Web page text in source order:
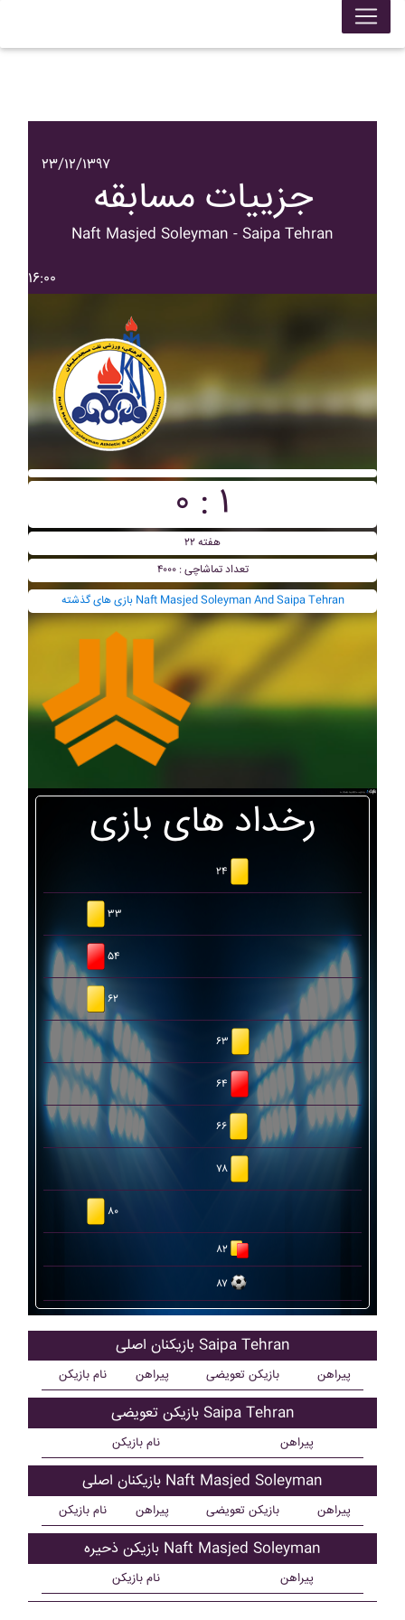
۲۳/۱۲/۱۳۹۷
جزییات مسابقه
Naft Masjed Soleyman - Saipa Tehran
۱۶:۰۰
۰ : ۱
هفته ۲۲
تعداد تماشاچی : ۴۰۰۰
بازی های گذشته Naft Masjed Soleyman And Saipa Tehran
رخداد های بازی
۲۴
۳۳
۵۴
۶۲
۶۳
۶۴
۶۶
۷۸
۸۰
۸۲
۸۷
بازیکنان اصلی Saipa Tehran
نام بازیکن پیراهن بازیکن تعویضی پیراهن
بازیکن تعویضی Saipa Tehran
نام بازیکن پیراهن
بازیکنان اصلی Naft Masjed Soleyman
نام بازیکن پیراهن بازیکن تعویضی پیراهن
بازیکن ذحیره Naft Masjed Soleyman
نام بازیکن پیراهن